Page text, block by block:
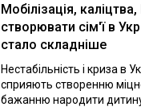
Мобілізація,
створювати сім'ї в
стало складніше
Нестабільність і криза в
сприяють створенню
бажанню народити